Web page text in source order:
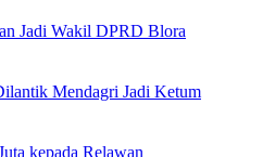
Jadi Wakil DPRD Blora
Mendagri Jadi Ketum
kepada Relawan